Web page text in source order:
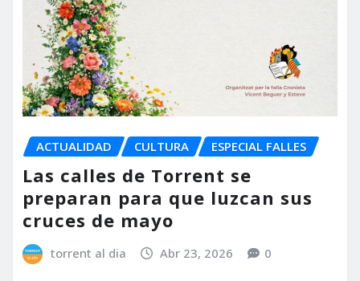
ACTUALIDAD CULTURA ESPECIAL FALLES
Las calles de Torrent se
preparan para que luzcan sus
cruces de mayo
torrent al dia Abr 23, 2026 0